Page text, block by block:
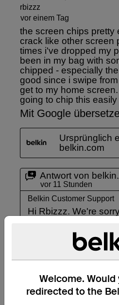
Welcome.
redirected to the